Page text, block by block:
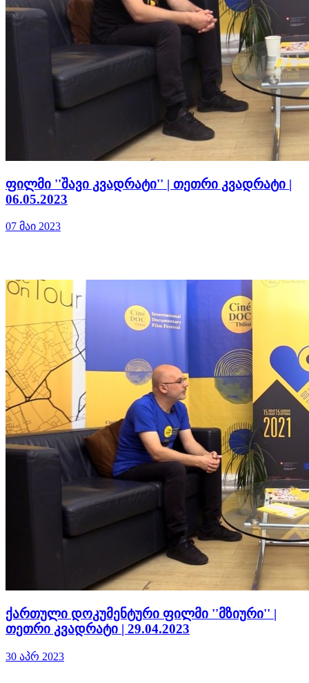
ფილმი ''შავი კვადრატი'' | თეთრი კვადრატი |
06.05.2023
07 მაი 2023
ქართული დოკუმენტური ფილმი ''მზიური'' |
თეთრი კვადრატი | 29.04.2023
30 აპრ 2023